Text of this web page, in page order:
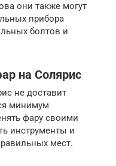
они также могут
прибора
болтов и
на Солярис
не доставит
минимум
фару своими
инструменты и
мест.